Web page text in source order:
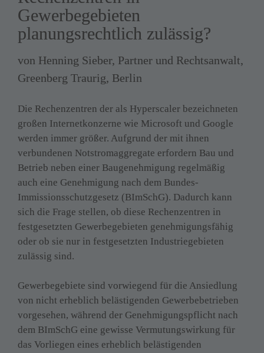
Gewerbegebieten
planungsrechtlich zulässig?
von Henning Sieber, Partner und Rechtsanwalt,
Greenberg Traurig, Berlin
Die Rechenzentren der als Hyperscaler bezeichneten
großen Internetkonzerne wie Microsoft und Google
werden immer größer. Aufgrund der mit ihnen
verbundenen Notstromaggregate erfordern Bau und
Betrieb neben einer Baugenehmigung regelmäßig
auch eine Genehmigung nach dem Bundes-
Immissionsschutzgesetz (BImSchG). Dadurch kann
sich die Frage stellen, ob diese Rechenzentren in
festgesetzten Gewerbegebieten genehmigungsfähig
oder ob sie nur in festgesetzten Industriegebieten
zulässig sind.
Gewerbegebiete sind vorwiegend für die Ansiedlung
von nicht erheblich belästigenden Gewerbebetrieben
vorgesehen, während der Genehmigungspflicht nach
dem BImSchG eine gewisse Vermutungswirkung für
das Vorliegen eines erheblich belästigenden